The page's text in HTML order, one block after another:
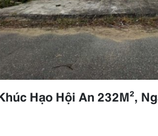
Hạo Hội An 232M²,